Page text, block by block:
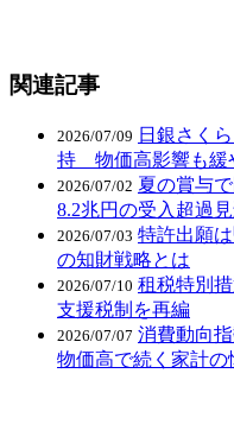
関連記事
2026/07/09 日銀さく
持 物価高影響も緩
2026/07/02 夏の賞与
8.2兆円の受入超過
2026/07/03 特許出願
の知財戦略とは
2026/07/10 租税特別
支援税制を再編
2026/07/07 消費動向
物価高で続く家計の